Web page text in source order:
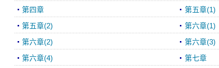
第四章 第五章(1)
第五章(2) 第六章(1)
第六章(2) 第六章(3)
第六章(4) 第七章